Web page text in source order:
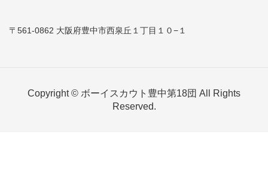
〒561-0862 大阪府豊中市西泉丘１丁目１０−１
Copyright © ボーイスカウト豊中第18団 All Rights
Reserved.